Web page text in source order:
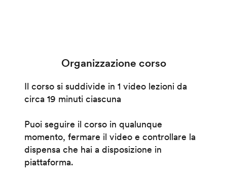
Organizzazione corso
Il corso si suddivide in 1 video lezioni da
circa 19 minuti ciascuna
Puoi seguire il corso in qualunque
momento, fermare il video e controllare la
dispensa che hai a disposizione in
piattaforma.